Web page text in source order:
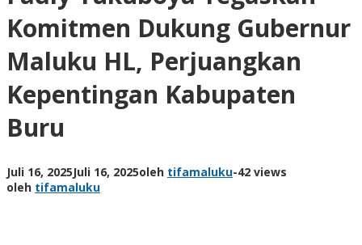
Komitmen Dukung Gubernur
Maluku HL, Perjuangkan
Kepentingan Kabupaten
Buru
Juli 16, 2025Juli 16, 2025oleh tifamaluku-42 views
oleh tifamaluku